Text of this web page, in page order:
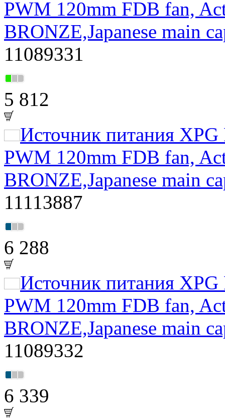
PWM 120mm FDB fan,
BRONZE,Japanese main
11089331
5 812
Источник питания
PWM 120mm FDB fan,
BRONZE,Japanese main
11113887
6 288
Источник питания
PWM 120mm FDB fan,
BRONZE,Japanese main
11089332
6 339